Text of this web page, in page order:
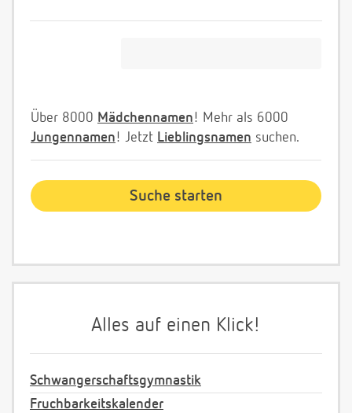
Über 8000 Mädchennamen! Mehr als 6000
Jungennamen! Jetzt Lieblingsnamen suchen.
Alles auf einen Klick!
Schwangerschaftsgymnastik
Fruchbarkeitskalender